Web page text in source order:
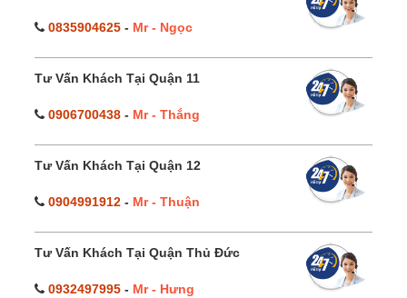
0835904625 - Mr - Ngọc
Tư Vấn Khách Tại Quận 11
0906700438 - Mr - Thắng
Tư Vấn Khách Tại Quận 12
0904991912 - Mr - Thuận
Tư Vấn Khách Tại Quận Thủ Đức
0932497995 - Mr - Hưng